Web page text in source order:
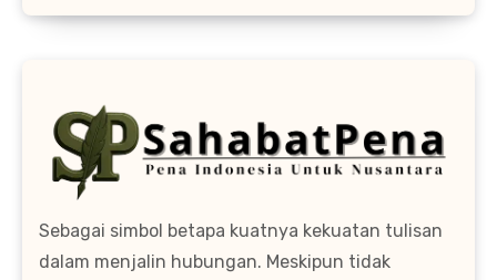
Sebagai simbol betapa kuatnya kekuatan tulisan
dalam menjalin hubungan. Meskipun tidak